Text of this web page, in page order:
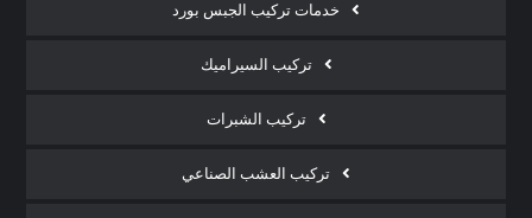
خدمات تركيب الجبس بورد
تركيب السيراميك
تركيب الشبرات
تركيب العشب الصناعي